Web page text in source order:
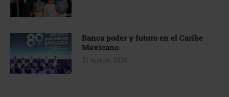
Banca poder y futuro en el Caribe
Mexicano
31 marzo, 2026